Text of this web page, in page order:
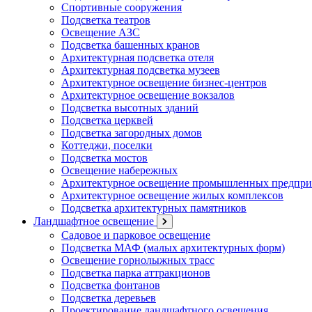
Спортивные сооружения
Подсветка театров
Освещение АЗС
Подсветка башенных кранов
Архитектурная подсветка отеля
Архитектурная подсветка музеев
Архитектурное освещение бизнес-центров
Архитектурное освещение вокзалов
Подсветка высотных зданий
Подсветка церквей
Подсветка загородных домов
Коттеджи, поселки
Подсветка мостов
Освещение набережных
Архитектурное освещение промышленных
Архитектурное освещение жилых комплексов
Подсветка архитектурных памятников
Ландшафтное освещение
Садовое и парковое освещение
Подсветка МАФ (малых архитектурных форм)
Освещение горнолыжных трасс
Подсветка парка аттракционов
Подсветка фонтанов
Подсветка деревьев